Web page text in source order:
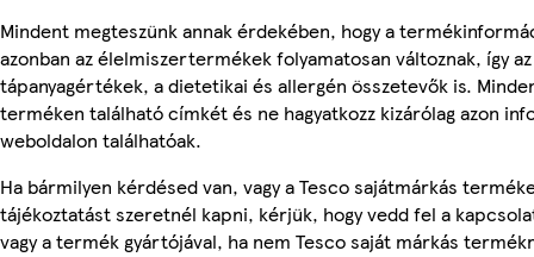
Mindent megteszünk annak érdekében, hogy a
azonban az élelmiszertermékek folyamatosan változnak, így
tápanyagértékek, a dietetikai és allergén összetevők is.
terméken található címkét és ne hagyatkozz kizárólag azon
weboldalon találhatóak.
Ha bármilyen kérdésed van, vagy a Tesco sajátmárkás
tájékoztatást szeretnél kapni, kérjük, hogy vedd fel a
vagy a termék gyártójával, ha nem Tesco saját márkás